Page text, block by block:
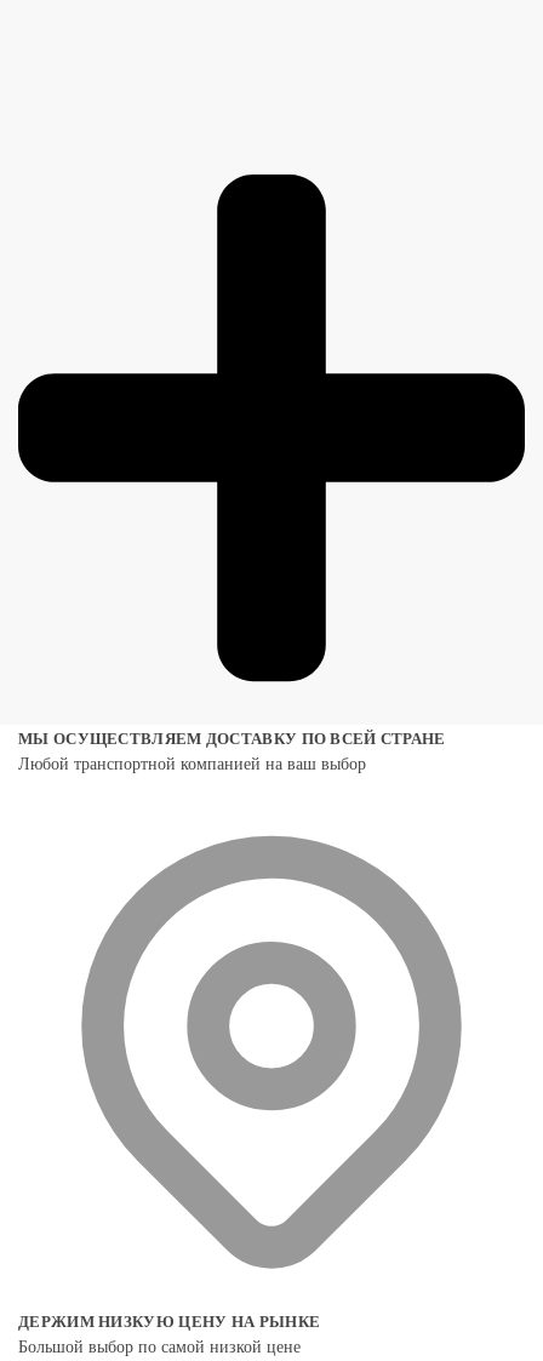
МЫ ОСУЩЕСТВЛЯЕМ ДОСТАВКУ ПО ВСЕЙ СТРАНЕ
Любой транспортной компанией на ваш выбор
ДЕРЖИМ НИЗКУЮ ЦЕНУ НА РЫНКЕ
Большой выбор по самой низкой цене